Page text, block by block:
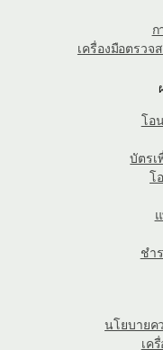
ก
เครื่องมือตรวจ
โอ
บัตรเ
โ
ชำ
นโยบายค
เค